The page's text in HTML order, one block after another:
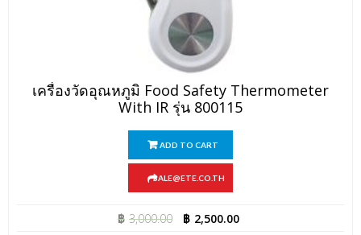
เครื่องวัดอุณหภูมิ Food Safety Thermometer
With IR รุ่น 800115
ADD TO CART
SALE@ETE.CO.TH
฿ 3,000.00 ฿ 2,500.00